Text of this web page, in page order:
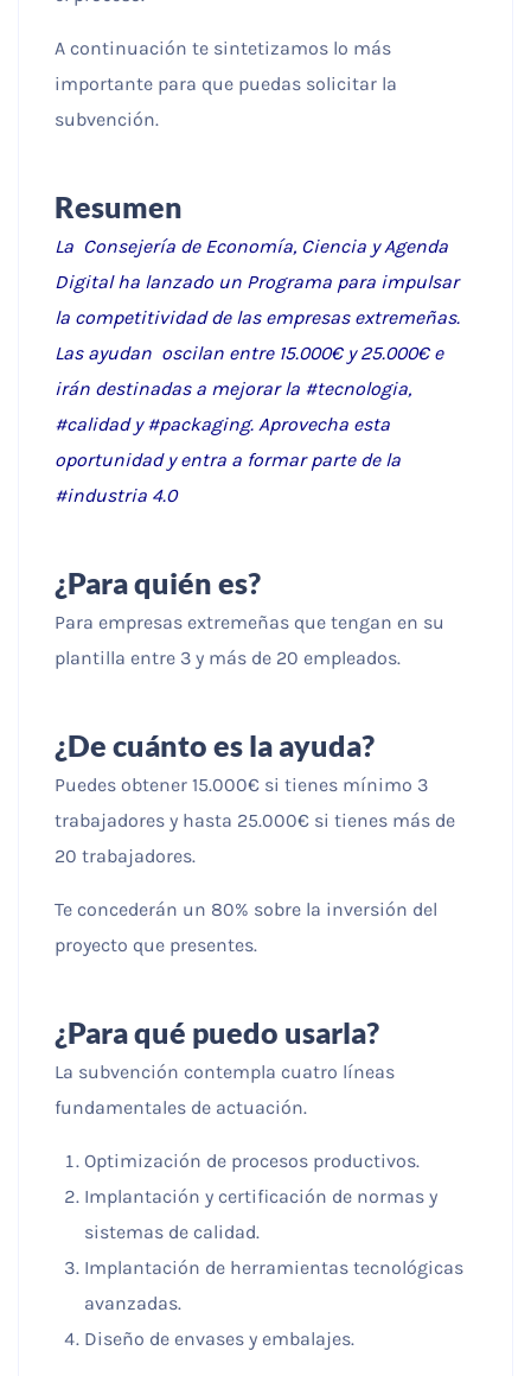
A continuación te sintetizamos lo más
importante para que puedas solicitar la
subvención.
Resumen
La Consejería de Economía, Ciencia y Agenda
Digital ha lanzado un Programa para impulsar
la competitividad de las empresas extremeñas.
Las ayudan oscilan entre 15.000€ y 25.000€ e
irán destinadas a mejorar la #tecnologia,
#calidad y #packaging. Aprovecha esta
oportunidad y entra a formar parte de la
#industria 4.0
¿Para quién es?
Para empresas extremeñas que tengan en su
plantilla entre 3 y más de 20 empleados.
¿De cuánto es la ayuda?
Puedes obtener 15.000€ si tienes mínimo 3
trabajadores y hasta 25.000€ si tienes más de
20 trabajadores.
Te concederán un 80% sobre la inversión del
proyecto que presentes.
¿Para qué puedo usarla?
La subvención contempla cuatro líneas
fundamentales de actuación.
Optimización de procesos productivos.
Implantación y certificación de normas y
sistemas de calidad.
Implantación de herramientas tecnológicas
avanzadas.
Diseño de envases y embalajes.